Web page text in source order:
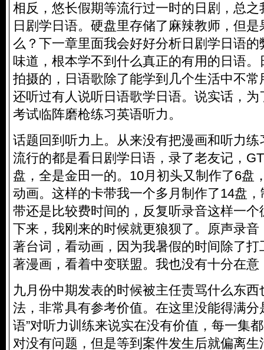
相反，悠长假期等流行过一时的日剧，总
日剧学日语。硬盘里存储了麻辣教师，但
么？下一章里面我会好好分析日剧学日语
味道，根本学不到什么真正的有用的日语
拍摄的，日语歌除了能学到几个生活中不
还听过有人说听日语歌学日语。说实话，
考试临阵磨枪练习英语听力。
话题回到听力上。从来没有把漫画和听力
流行的都是看日剧学日语，录了老友记，
盘，全是金田一的。10月初头又制作了6盘
动画。这样的卡带我一个多月制作了14盘
带还是比较费时间的，反复听录音这样一
下来，我刚来的时候就更狼狈了。原声录
著台词，看动画，因为我暑假的时间除了
著漫画，看着中变联盟。我也没有十分在意
九月份中期发表的时候被主任责骂什么东
法，非常具有参考价值。在这里没能得满分
语”对听力训练来说实在没有价值，每一集
对没有问题，但是等到案件发生后就偏离